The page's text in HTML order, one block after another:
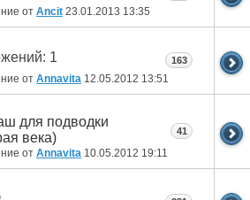
от Ancit 23.01.2013 13:35
от Annavita 12.05.2012 13:51
163
для подводки
века)
от Annavita 10.05.2012 19:11
41